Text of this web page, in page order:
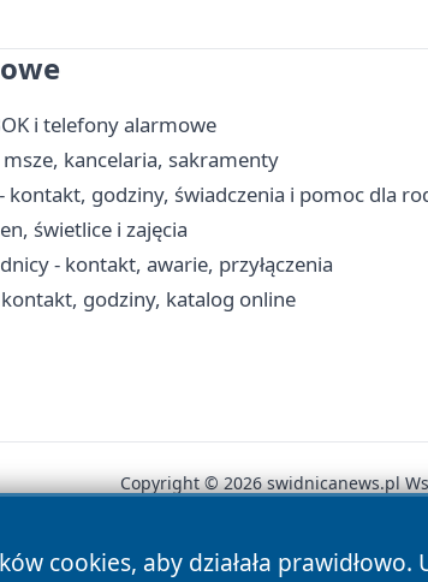
i telefony alarmowe
kancelaria, sakramenty
kontakt, godziny, świadczenia i pomoc dla
świetlice i zajęcia
- kontakt, awarie, przyłączenia
godziny, katalog online
cookies, aby działała
Copyright © 2026 swidnicanews.pl
News Autorzy Polityka